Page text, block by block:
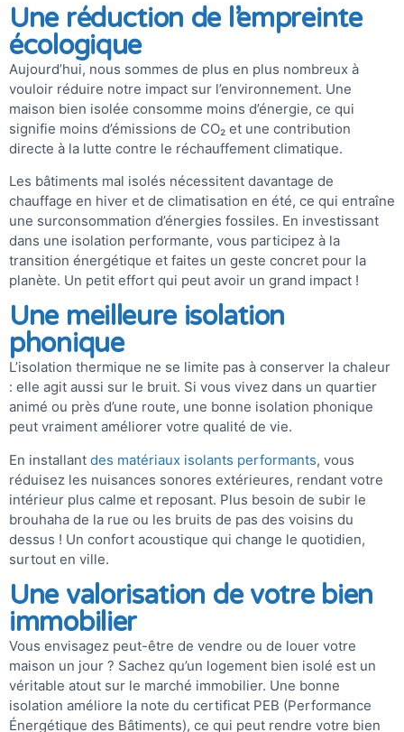
Une réduction de l’empreinte
écologique
Aujourd’hui, nous sommes de plus en plus nombreux à
vouloir réduire notre impact sur l’environnement. Une
maison bien isolée consomme moins d’énergie, ce qui
signifie moins d’émissions de CO₂ et une contribution
directe à la lutte contre le réchauffement climatique.
Les bâtiments mal isolés nécessitent davantage de
chauffage en hiver et de climatisation en été, ce qui entraîne
une surconsommation d’énergies fossiles. En investissant
dans une isolation performante, vous participez à la
transition énergétique et faites un geste concret pour la
planète. Un petit effort qui peut avoir un grand impact !
Une meilleure isolation
phonique
L’isolation thermique ne se limite pas à conserver la chaleur
: elle agit aussi sur le bruit. Si vous vivez dans un quartier
animé ou près d’une route, une bonne isolation phonique
peut vraiment améliorer votre qualité de vie.
En installant des matériaux isolants performants, vous
réduisez les nuisances sonores extérieures, rendant votre
intérieur plus calme et reposant. Plus besoin de subir le
brouhaha de la rue ou les bruits de pas des voisins du
dessus ! Un confort acoustique qui change le quotidien,
surtout en ville.
Une valorisation de votre bien
immobilier
Vous envisagez peut-être de vendre ou de louer votre
maison un jour ? Sachez qu’un logement bien isolé est un
véritable atout sur le marché immobilier. Une bonne
isolation améliore la note du certificat PEB (Performance
Énergétique des Bâtiments), ce qui peut rendre votre bien